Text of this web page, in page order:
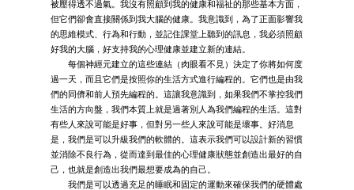
被壓得透不過氣。我沒有照顧到我的健康和福祉的那些基本方面，
但它們卻會直接關係到我大腦的健康。我意識到，為了正面影響我
的思維模式、行為和行動，並記住課堂上聽到的訊息，我必須照顧
好我的大腦，好支持我的心理健康並建立新的連結。
每個神經元建立的這些連結（肉眼看不見）決定了你將如何度
過一天，而且它們是按照你的生活方式進行編程的。它們也是由我
們的同儕和前人預先編程的。這讓我意識到，如果我們不掌控我們
生活的方向盤，我們本質上就是過著別人為我們編程的生活。這對
有些人來說可能是好事，但對另一些人來說可能是壞事。好消息
是，我們是可以升級我們的軟體的。這表示我們可以設計新的習慣
並消除不良行為，從而達到最佳的心理健康狀態並創造出最好的自
己，也就是創造出我們最想要成為的自己。
我們是可以透過充足的睡眠和固定的運動來確保我們的硬體處